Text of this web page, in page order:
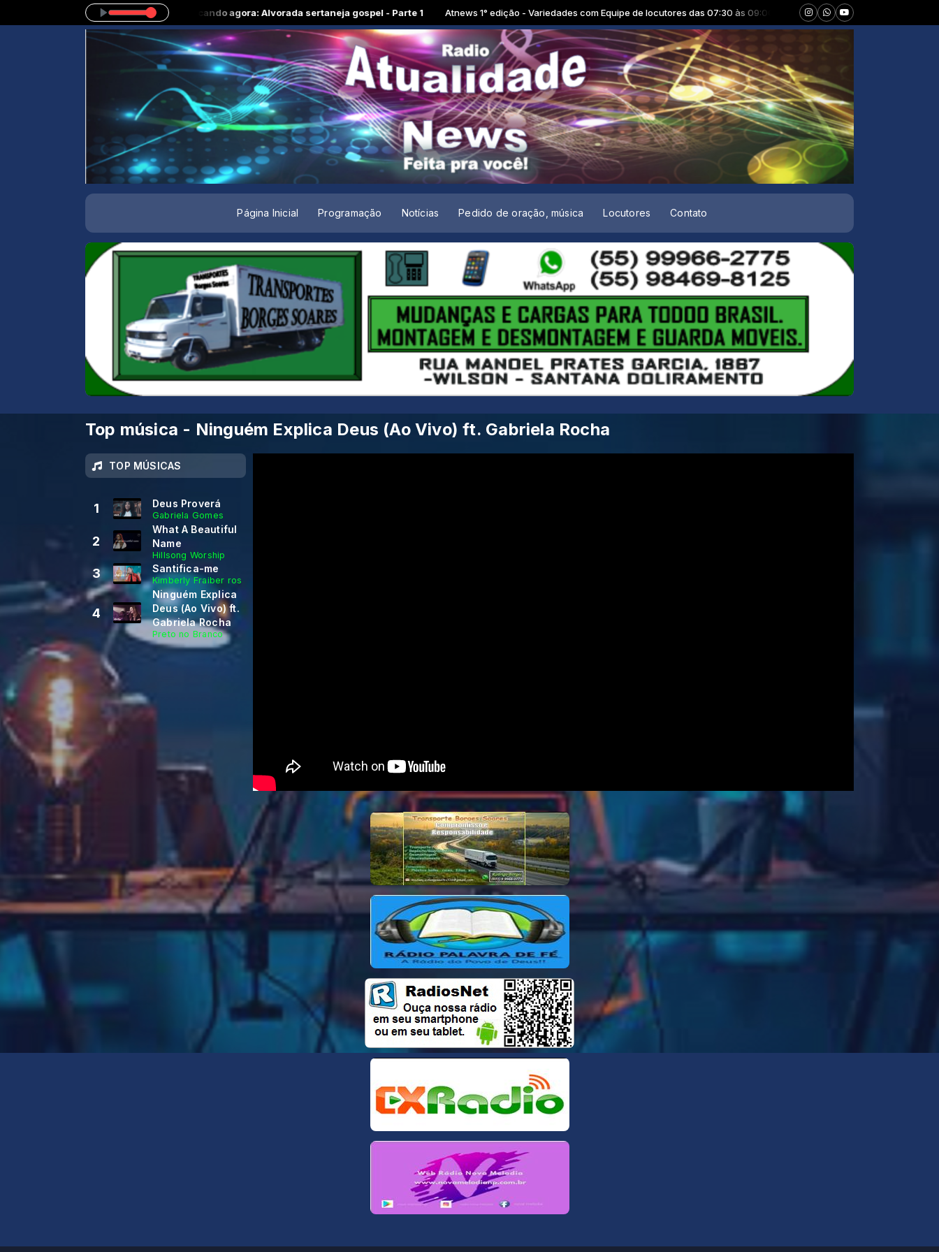
das 07:30 às 09:00 -Tocando agora: Alvorada sertaneja gospel - Parte 1 Atnews 1° edição - Variedades com Equipe de locutores das 07:30 às 09:00 -Tocando agora: Alvorada sertaneja gospel -
Página Inicial Programação Notícias Pedido de oração, música Locutores Contato
Top música - Ninguém Explica Deus (Ao Vivo) ft. Gabriela Rocha
TOP MÚSICAS
1 Deus Proverá
Gabriela Gomes
2
What A Beautiful
Name
Hillsong Worship
3 Santifica-me
Kimberly Fraiber ros
4
Ninguém Explica
Deus (Ao Vivo) ft.
Gabriela Rocha
Preto no Branco